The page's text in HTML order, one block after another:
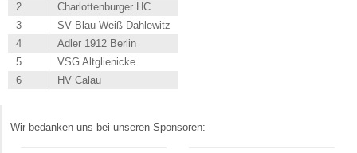
2
Charlottenburger HC
3
SV Blau-Weiß Dahlewitz
4
Adler 1912 Berlin
5
VSG Altglienicke
6
HV Calau
Wir bedanken uns bei unseren Sponsoren: